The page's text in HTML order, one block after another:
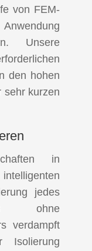
von FEM-
Unsere
den hohen
sehr kurzen
in
jedes
ohne
verdampft
Isolierung